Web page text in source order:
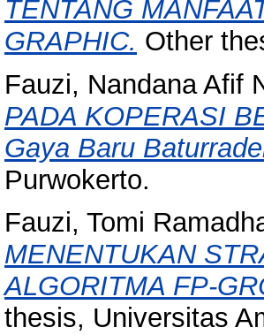
TENTANG
GRAPHIC. Other
Fauzi, Nandana Afif
PADA KOPERASI
Gaya Baru
Purwokerto.
Fauzi, Tomi
MENENTUKAN
ALGORITMA FP-
thesis, Universitas